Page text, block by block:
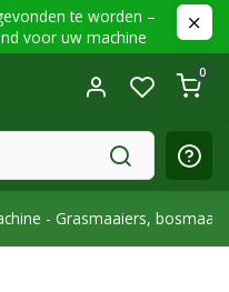
te worden –
voor uw machine
0
- Grasmaaiers,